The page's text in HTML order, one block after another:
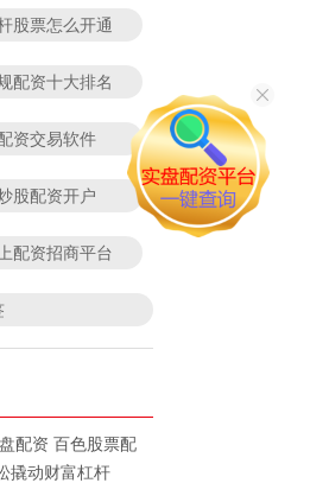
股票怎么开通
配资十大排名
资交易软件
股配资开户
配资招商平台
配资 百色股票配
撬动财富杠杆